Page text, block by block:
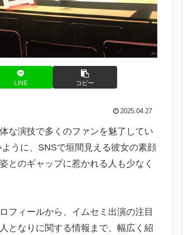
LINE コピー
2025.04.27
な演技で多くのファンを魅了してい
うに、SNSで垣間見える彼女の素顔
とのギャップに惹かれる人も少なく
フィールから、イムセミ出演の注目
となりに関する情報まで、幅広く紹